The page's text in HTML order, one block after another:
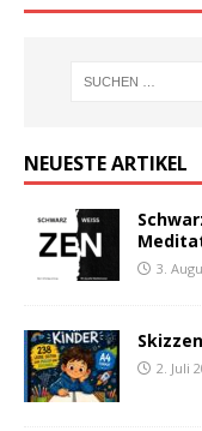
NEUESTE ARTIKEL
3.
2. Juli